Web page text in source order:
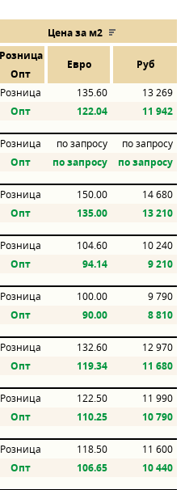
Цена за м2
Розница
Евро Руб
Опт
Розница 135.60
13 269
Опт 122.04 11 942
Розница по запросу
по запросу
Опт по запросу по запросу
Розница 150.00
14 680
Опт 135.00 13 210
Розница 104.60
10 240
Опт 94.14 9 210
Розница 100.00
9 790
Опт 90.00 8 810
Розница 132.60
12 970
Опт 119.34 11 680
Розница 122.50
11 990
Опт 110.25 10 790
Розница 118.50
11 600
Опт 106.65 10 440